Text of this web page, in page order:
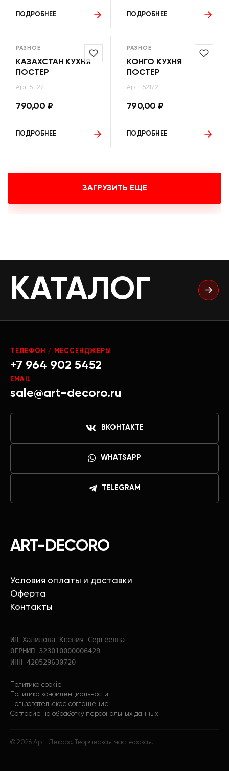
ПОДРОБНЕЕ ПОДРОБНЕЕ
РАЗНОЕ
КАЗАХСТАН КУХНЯ
ПОСТЕР
Арт: 51122
790,00 ₽
ПОДРОБНЕЕ
РАЗНОЕ
КОНГО КУХНЯ
ПОСТЕР
Арт: 152122
790,00 ₽
ПОДРОБНЕЕ
ЗАГРУЗИТЬ ЕЩЕ
КАТАЛОГ
ART-DECORO
Условия оплаты и доставки
Оферта
Контакты
ИП Халилова Ксения Сергеевна
ОГРНИП 323010000006429
ИНН 420529630720
Политика cookie
Политика конфиденциальности
Пользовательское соглашение
Согласие на обработку персональных данных
© 2026 Арт-Декоро. Творческая мастерская.
ТЕЛЕФОН / МЕССЕНДЖЕРЫ
+7 964 902 5452
EMAIL
sale@art-decoro.ru
ВКОНТАКТЕ
WHATSAPP
TELEGRAM